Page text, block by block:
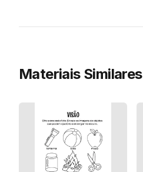
Materiais Similares